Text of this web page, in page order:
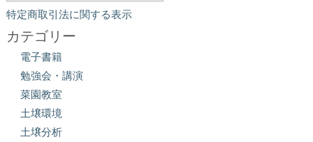
特定商取引法に関する表示
カテゴリー
電子書籍
勉強会・講演
菜園教室
土壌環境
土壌分析